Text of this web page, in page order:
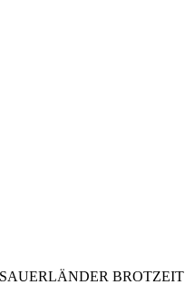
SAUERLÄNDER BROTZEIT